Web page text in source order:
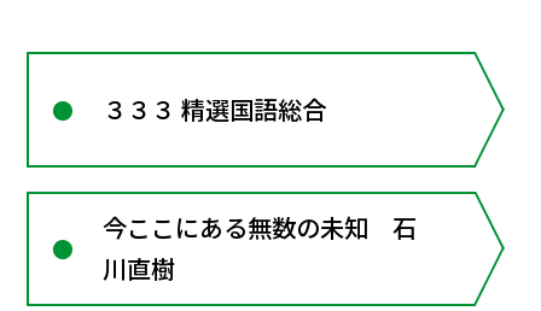
３３３ 精選国語総合
今ここにある無数の未知 石
川直樹